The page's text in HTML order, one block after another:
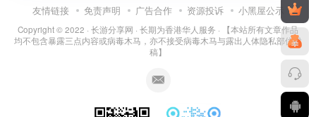
友情链接 免责声明 广告合作 资源投诉 小黑屋公示
Copyright © 2022 · 长游分享网 · 长期为香港华人服务 · 【本站所有文章作品
均不包含暴露三点内容或病毒木马，亦不接受病毒木马与露出人体隐私部位投
稿】